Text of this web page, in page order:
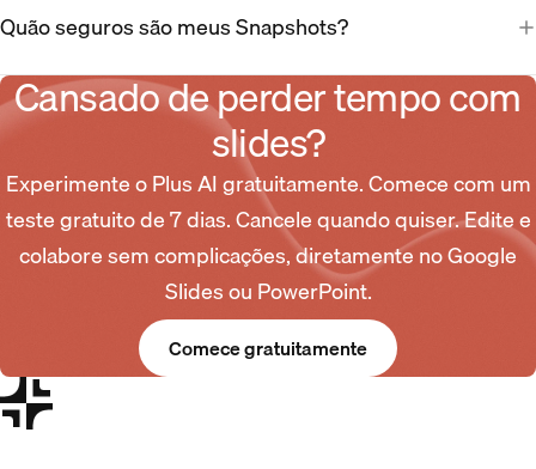
Quão seguros são meus Snapshots?
Cansado de perder tempo com
slides?
Experimente o Plus AI gratuitamente. Comece com um
teste gratuito de 7 dias. Cancele quando quiser. Edite e
colabore sem complicações, diretamente no Google
Slides ou PowerPoint.
Comece gratuitamente